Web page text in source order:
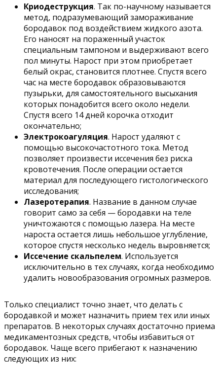
Криодеструкция. Так по-научному называется
метод, подразумевающий замораживание
бородавок под воздействием жидкого азота.
Его наносят на пораженный участок
специальным тампоном и выдерживают всего
пол минуты. Нарост при этом приобретает
белый окрас, становится плотнее. Спустя всего
час на месте бородавок образовываются
пузырьки, для самостоятельного высыхания
которых понадобится всего около недели.
Спустя всего 14 дней корочка отходит
окончательно;
Электрокоагуляция. Нарост удаляют с
помощью высокочастотного тока. Метод
позволяет произвести иссечения без риска
кровотечения. После операции остается
материал для последующего гистологического
исследования;
Лазеротерапия. Название в данном случае
говорит само за себя — бородавки на теле
уничтожаются с помощью лазера. На месте
нароста остается лишь небольшое углубление,
которое спустя несколько недель выровняется;
Иссечение скальпелем. Используется
исключительно в тех случаях, когда необходимо
удалить новообразования огромных размеров.
Только специалист точно знает, что делать с
бородавкой и может назначить прием тех или иных
препаратов. В некоторых случаях достаточно приема
медикаментозных средств, чтобы избавиться от
бородавок. Чаще всего прибегают к назначению
следующих из них: